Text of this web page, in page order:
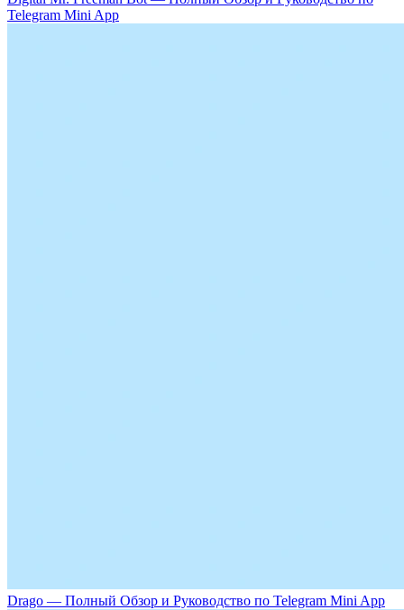
Telegram Mini App
Drago — Полный Обзор и Руководство по Telegram Mini App